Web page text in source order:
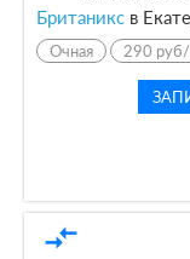
Британикс в
Очная 290 руб/
compare_arrows